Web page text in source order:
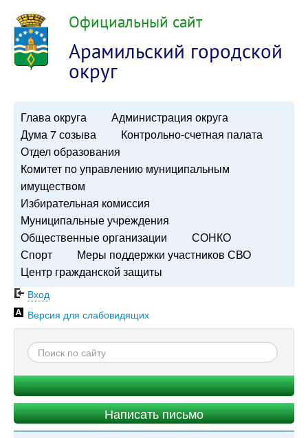
Официальный сайт
Арамильский городской
округ
Глава округа
Администрация округа
Дума 7 созыва
Контрольно-счетная палата
Отдел образования
Комитет по управлению муниципальным
имуществом
Избирательная комиссия
Муниципальные учреждения
Общественные организации
СОНКО
Спорт
Меры поддержки участников СВО
Центр гражданской защиты
Вход
Версия для слабовидящих
Написать письмо